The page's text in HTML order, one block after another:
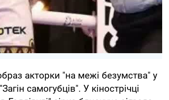
акторки "на межі безумства" у
самогубців". У кінострічці